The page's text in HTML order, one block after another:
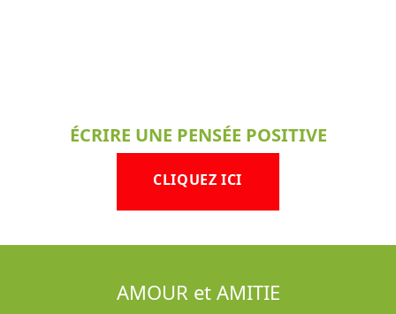
ÉCRIRE UNE PENSÉE POSITIVE
CLIQUEZ ICI
AMOUR et AMITIE